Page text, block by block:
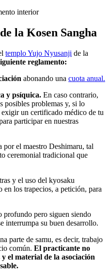
interior
la Kosen Sangha
templo Yujo Nyusanji de la
reglamento:
abonando una cuota anual.
y psíquica. En caso contrario,
posibles problemas y, si lo
un certificado médico de tu
participar en nuestras
el maestro Deshimaru, tal
ceremonial tradicional que
y el uso del kyosaku
los trapecios, a petición, para
profundo pero siguen siendo
interrumpa su buen desarrollo.
parte de samu, es decir, trabajo
común. El practicante no
el material de la asociación